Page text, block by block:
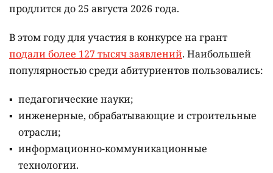
продлится до 25 августа 2026 года.
В этом году для участия в конкурсе на грант
подали более 127 тысяч заявлений. Наибольшей
популярностью среди абитуриентов пользовались:
педагогические науки;
инженерные, обрабатывающие и строительные
отрасли;
информационно-коммуникационные
технологии.